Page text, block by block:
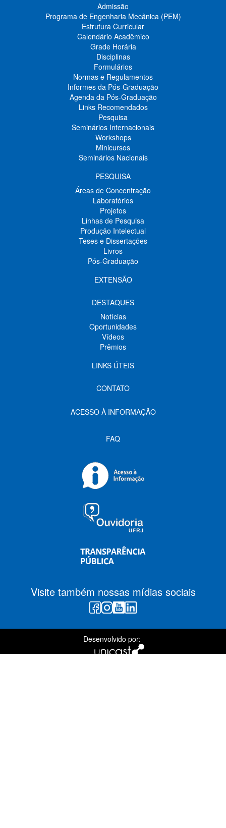
Admissão
Programa de Engenharia Mecânica (PEM)
Estrutura Curricular
Calendário Acadêmico
Grade Horária
Disciplinas
Formulários
Normas e Regulamentos
Informes da Pós-Graduação
Agenda da Pós-Graduação
Links Recomendados
Pesquisa
Seminários Internacionais
Workshops
Minicursos
Seminários Nacionais
PESQUISA
Áreas de Concentração
Laboratórios
Projetos
Linhas de Pesquisa
Produção Intelectual
Teses e Dissertações
Livros
Pós-Graduação
EXTENSÃO
DESTAQUES
Notícias
Oportunidades
Vídeos
Prêmios
LINKS ÚTEIS
CONTATO
ACESSO À INFORMAÇÃO
FAQ
Visite também nossas mídias sociais
Desenvolvido por: